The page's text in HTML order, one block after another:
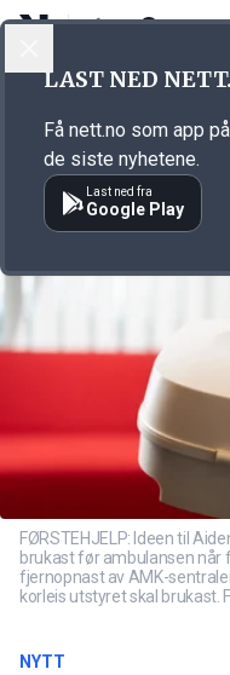
Annonsørinnhold
FØRSTEHJELP: Ideen til
brukast før ambulansen når
fjernopnast av AMK-
korleis utstyret skal brukast.
NYTT
LAST NED
Få nett.no som app
de siste nyhetene.
Last ned fra
Google Play